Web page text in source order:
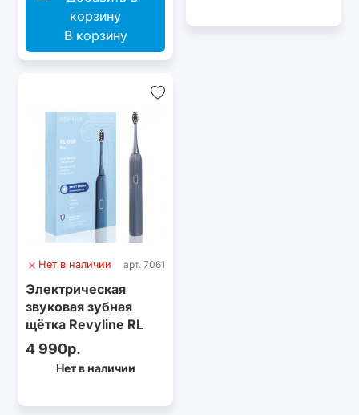
В корзину
Нет в наличии арт. 7061
Электрическая
звуковая зубная
щётка Revyline RL
060, голубая
4 990р.
Нет в наличии